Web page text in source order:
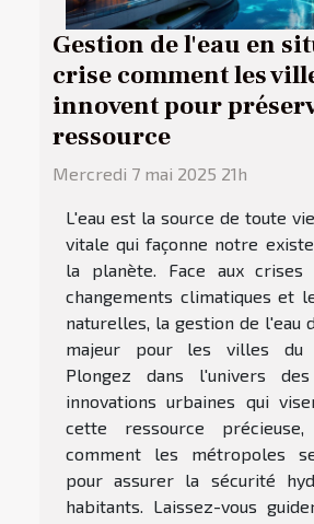
Gestion de l'eau en
crise comment les
innovent pour
ressource
Mercredi 7 mai 2025 21h
L'eau est la source de toute
vitale qui façonne notre
la planète. Face aux
changements climatiques et
naturelles, la gestion de l'eau
majeur pour les villes du
Plongez dans l'univers
innovations urbaines qui
cette ressource
comment les métropoles
pour assurer la sécurité
habitants. Laissez-vous